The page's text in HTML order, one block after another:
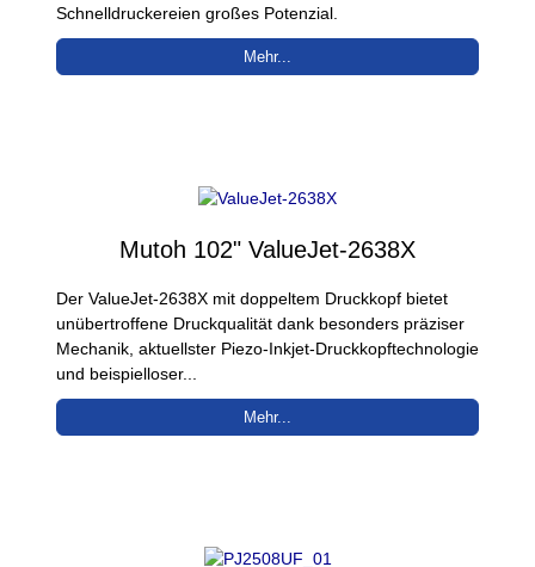
Schnelldruckereien großes Potenzial.
Mehr...
Mutoh 102" ValueJet-2638X
Der ValueJet-2638X mit doppeltem Druckkopf bietet
unübertroffene Druckqualität dank besonders präziser
Mechanik, aktuellster Piezo-Inkjet-Druckkopftechnologie
und beispielloser...
Mehr...